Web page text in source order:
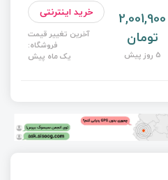
2,001,900
تومان
5 روز پیش
خرید اینترنتی
آخرین تغییر قیمت
فروشگاه:
یک ماه پیش